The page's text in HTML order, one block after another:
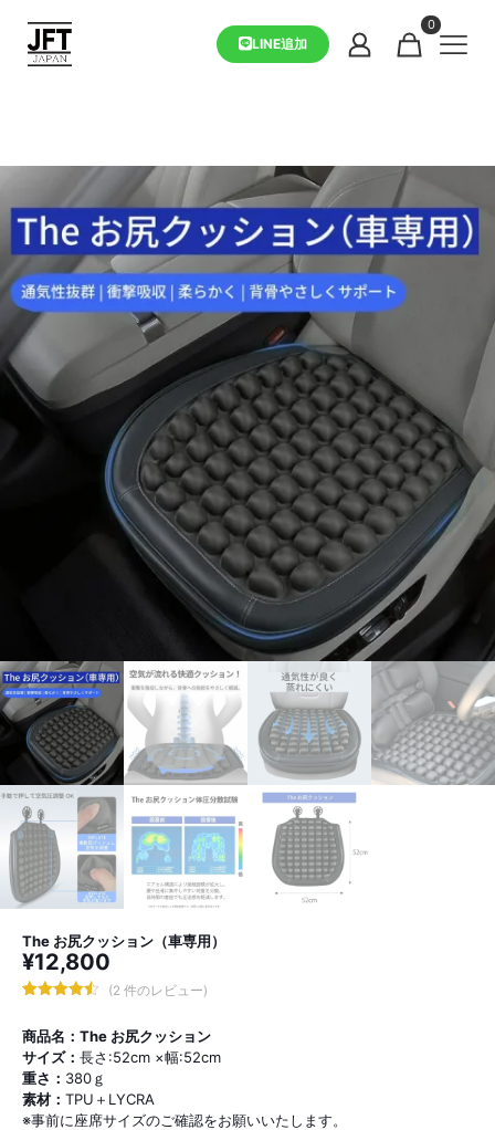
LINE追加
0
The お尻クッション（車専用）
¥12,800
基づく5段
階評価の
うち、 4.50
点
(2 件のレビュー)
商品名：The お尻クッション
サイズ： 長さ:52cm ×幅:52cm
重さ： 380ｇ
素材： TPU＋LYCRA
※事前に座席サイズのご確認をお願いいたします。